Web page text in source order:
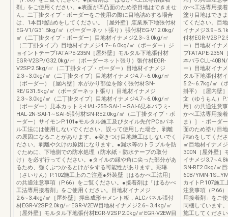
剤」をご使用ください。●表面が凹凸面のため塗目地はできませ
ん。二丁掛タイプ・ボーダーをご使用の際に目地詰めする場合
は、1本目地詰めをしてください。［屋外壁］窯業系下地張付材
EG‐V1/G31.5kg/㎡（ボーダーネット張り）張付材EG‐V12.0kg/
㎡（二丁掛タイプ・ボーダー）目地材イナメジ2.3∼3.0kg/㎡
（二丁掛タイプ）目地材イナメジ4.7∼6.0kg/㎡（ボーダー）ジ
ョイントテープFATAPE‐235N［屋外壁］モルタル下地張付材
EGR‐V2SP/G32.0kg/㎡（ボーダーネット張り）張付材EGR‐
V2SP2.5kg/㎡（二丁掛タイプ・ボーダー）目地材イナメジ
2.3∼3.0kg/㎡（二丁掛タイプ）目地材イナメジ4.7∼6.0kg/㎡
（ボーダー）［屋内壁］水がかり部位を除く張付材SN‐
RE/G31.5kg/㎡（ボーダーネット張り）目地材イナメジ
2.3∼3.0kg/㎡（二丁掛タイプ）目地材イナメジ4.7∼6.0kg/㎡
（ボーダー）見本カットミ‐HAL‐25B‐SAI‐1∼SAI‐6見本バラミ‐
HAL‐2N‐SAI‐1∼SAI‐6張付材SN‐RE2.0kg/㎡（二丁掛タイプ・ボ
ーダー）サイモンP.101●モルタル施工及びタイル先付PCaパネ
ル工法には使用しないでください。誤って使用した場合、剥離
の原因になることがあります。●突きつけ目地施工はしないでく
ださい。剥離や欠けの原因になります。●漏水等のトラブルを防
ぐために、下地側での防水処理（防水紙・防水テープの取付
け）を必ず行ってください。●タイルの縁や角に尖った部分があ
るため、強くぶつかるとけがをする可能性があります。彩琳
（さいりん）P.102施工上のご注意●外装壁［はるかべ工法用］
の共通注意事項（P.66）をご覧ください。●接着剤は「はるかべ
工法専用接着剤」をご使用ください。目地材イナメジ
2.6∼3.4kg/㎡［屋外壁］押出成形セメント板，ALCパネル張付
材EGR‐V2SP2.0kg/㎡EGR‐V2EW目地材イナメジ2.6∼3.4kg/㎡
［屋外壁］モルタル下地張付材EGR‐V2SP2.0kg/㎡EGR‐V2EW目
かべ工法専用接
塗り目地はでき
てください。目
イナメジ
付材
ー）目地材イナ
プFATAPE‐235N
本バラ
ー）目地材イナ
タル下地張付材
5.2∼6.7kg/㎡（
掛平）［屋内壁
文（ゆうもん）
用］の共通注意
かべ工法専用接
ま）］・ボーダ
面のため塗り目
詰めをしてくだ
㎡目地材イナメ
300N［屋外壁］
イナメジ
SN‐RE2.0kg/㎡
60B/
カイトP.107施工
注意事項（P.66
用接着剤」をご
同梱しています
施工してくださ